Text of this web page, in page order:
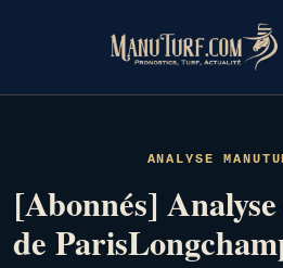
ANALYSE
[Abonnés]
de